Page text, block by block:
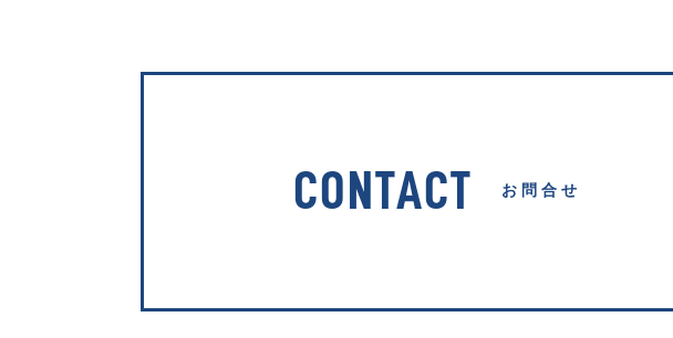
CONTACT お問合せ